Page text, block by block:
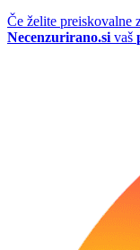
Če želite preiskovalne
Necenzurirano.si vaš